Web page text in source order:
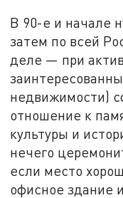
В 90-е и начале
затем по всей
деле — при
недвижимости)
отношение к
культуры и
нечего
если место
офисное здание